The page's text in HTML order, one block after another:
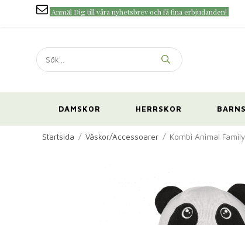
Anmäl Dig till våra nyhetsbrev och få fina erbjudanden!
DAMSKOR HERRSKOR
Startsida / Väskor/Accessoarer / Kombi Animal